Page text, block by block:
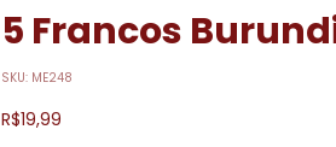
5 Francos
SKU: ME248
R$19,99